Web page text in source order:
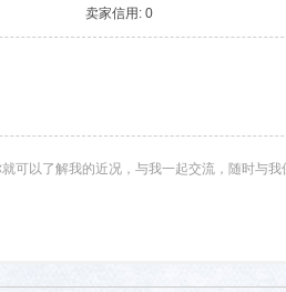
卖家信用: 0
可以了解我的近况，与我一起交流，随时与我